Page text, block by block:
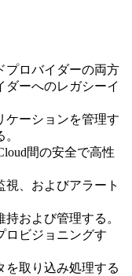
プロバイダーの両方
ダーへのレガシーイ
ケーションを管理す
間の安全で高性
、およびアラート
および管理する。
ロビジョニングす
を取り込み処理する